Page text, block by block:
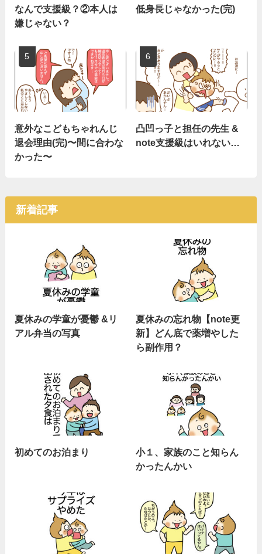
なんで支援級？②本人は
嫌じゃない？
低身長じゃなかった(完)
意外なこどもちゃれんじ
退会理由(完)〜間に合わな
かった〜
凸凹っ子と担任の先生 &
note支援級はいれない…
新着記事
夏休みの学童が憂鬱 &リ
アル弁当の写真
夏休みの忘れ物【note更
新】どん底で薬増やした
ら副作用？
初めてのお泊まり
小１、家族のこと知らん
かったんかい